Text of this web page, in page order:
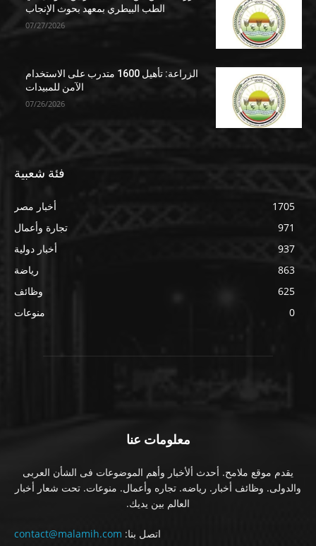
الطب البيطري بمعهد بحوث الإنجاب
07/27/2026
الزراعة: تأهيل 1600 متدرب على الاستخدام
الآمن للمبيدات
07/26/2026
فئة شعبية
أخبار مصر
1705
تجارة وأعمال
971
أخبار دولية
937
رياضة
863
وظائف
625
منوعات
0
معلومات عنا
يقدم موقع ملامح. أحدث ألأخبار وأهم الموضوعات فى الشأن العربى
والدولى. وظائف أخبار. رياضه. تجاره وأعمال. منوعات. تحت شعار أخبار
العالم بين يديك.
اتصل بنا: contact@malamih.com